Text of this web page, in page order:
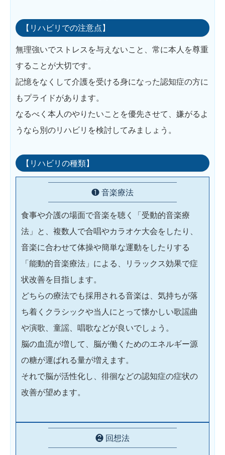
【リハビリでの注意点】
無理強いでストレスを与えないこと、常に本人を尊重
することが大切です。
記憶をなくして介護を受ける身になった認知症の方に
もプライドがあります。
なるべく本人のやりたいことを優先させて、嫌がるよ
うなら別のリハビリを検討してみましょう。
【リハビリの種類】
❶ 音楽療法
食事や介護の場面で音楽を聴く「受動的音楽療
法」と、複数人で合唱やカラオケ大会をしたり、
音楽に合わせて体操や簡単な運動をしたりする
「能動的音楽療法」による、リラックス効果で症
状改善を目指します。
どちらの療法でも採用される音楽は、気持ちが落
ち着くクラシックや当人にとって懐かしい歌謡曲
や演歌、童謡、唱歌などが良いでしょう。
脳の血流が増して、脳が働くためのエネルギー源
の糖が運ばれる量が増えます。
それで脳が活性化し、徘徊などの認知症の症状の
改善が望めます。
❷ 回想法